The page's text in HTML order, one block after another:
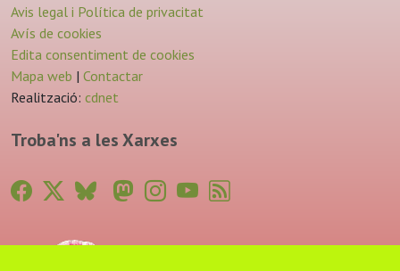
Avis legal i Política de privacitat
Avís de cookies
Edita consentiment de cookies
Mapa web | Contactar
Realització: cdnet
Troba'ns a les Xarxes